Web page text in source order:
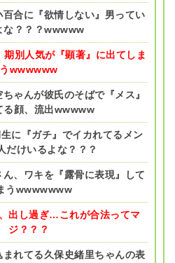
百合に『欲情しない』男ってい
な？？？wwwww
期別人気が『顕著』に出てしま
うwwwwww
ちゃんが彼氏のそばで『メス』
る顔、流出wwwww
生に『ガチ』でイカれてるメン
だけいるよな？？？
ん、ワキを『露骨に表現』して
うwwwwwww
出し過ぎ…これが合法ってマ
ジ？？？
まれてる久保史緒里ちゃんの表